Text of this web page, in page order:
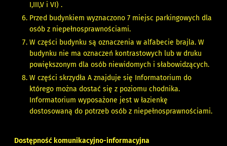
I,III,V i VI) .
Przed budynkiem wyznaczono 7 miejsc parkingowych dla
osób z niepełnosprawnościami.
W części budynku są oznaczenia w alfabecie brajla. W
budynku nie ma oznaczeń kontrastowych lub w druku
powiększonym dla osób niewidomych i słabowidzących.
W części skrzydła A znajduje się Informatorium do
którego można dostać się z poziomu chodnika.
Informatorium wyposażone jest w łazienkę
dostosowaną do potrzeb osób z niepełnosprawnościami.
Dostępność komunikacyjno-informacyjna